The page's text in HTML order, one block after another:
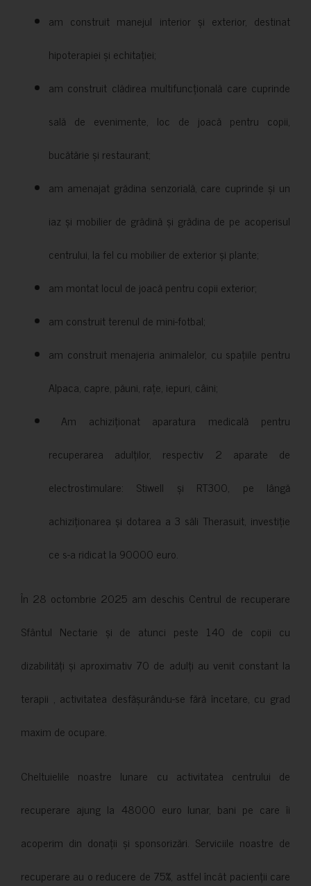
am construit manejul interior și exterior, destinat
hipoterapiei și echitației;
am construit clădirea multifuncțională care cuprinde
sală de evenimente, loc de joacă pentru copii,
bucătărie și restaurant;
am amenajat grădina senzorială, care cuprinde și un
iaz și mobilier de grădină și grădina de pe acoperisul
centrului, la fel cu mobilier de exterior și plante;
am montat locul de joacă pentru copii exterior;
am construit terenul de mini-fotbal;
am construit menajeria animalelor, cu spațiile pentru
Alpaca, capre, păuni, rațe, iepuri, câini;
Am achiziționat aparatura medicală pentru
recuperarea adulților, respectiv 2 aparate de
electrostimulare: Stiwell și RT300, pe lângă
achiziționarea și dotarea a 3 săli Therasuit, investiție
ce s-a ridicat la 90000 euro.
În 28 octombrie 2025 am deschis Centrul de recuperare
Sfântul Nectarie și de atunci peste 140 de copii cu
dizabilități și aproximativ 70 de adulți au venit constant la
terapii , activitatea desfășurându-se fără încetare, cu grad
maxim de ocupare.
Cheltuielile noastre lunare cu activitatea centrului de
recuperare ajung la 48000 euro lunar, bani pe care îi
acoperim din donații și sponsorizări. Serviciile noastre de
recuperare au o reducere de 75%, astfel încât pacienții care